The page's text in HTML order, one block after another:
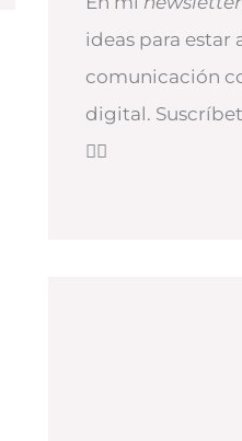
ideas para estar
comunicación
digital.
👇🏻